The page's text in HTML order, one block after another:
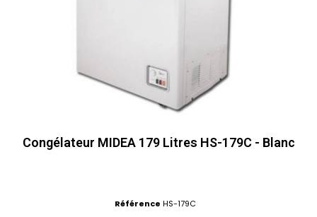
Congélateur MIDEA 179 Litres HS-179C - Blanc
Référence HS-179C